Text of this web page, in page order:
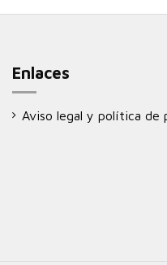
Enlaces
Aviso legal y política de